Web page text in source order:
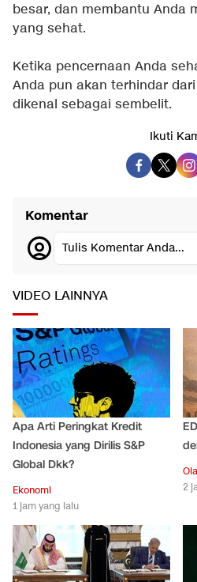
besar, dan membantu Anda
yang sehat.
Ketika pencernaan Anda
Anda pun akan terhindar
dikenal sebagai sembelit.
Ikuti
Komentar
Tulis Komentar Anda...
VIDEO LAINNYA
Apa Arti Peringkat Kredit
Indonesia yang Dirilis S&P
Global Dkk?
Ekonomi
1 jam yang lalu
2